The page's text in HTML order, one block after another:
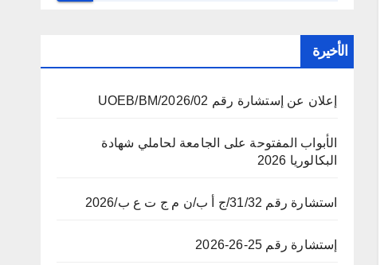
الأخيرة
إعلان عن إستشارة رقم 02/UOEB/BM/2026
الأبواب المفتوحة على الجامعة لحاملي شهادة
البكالوريا 2026
استشارة رقم 31/32/ج أ ب/ن م ج ت ع ب/2026
إستشارة رقم 25-26-2026